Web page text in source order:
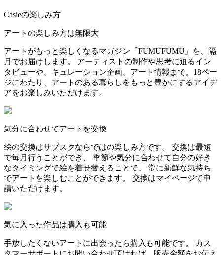
Casieの楽しみ方
アートの楽しみ方は無限大
アートがもっと楽しくなるマガジン「FUMUFUMU」を、隔
月でお届けします。 アーティストの制作や思考に迫るイン
タビューや、キュレーション企画、アート情報まで。18ペー
ジにわたり、アートのある暮らしをもっと豊かにするアイデ
アをお楽しみいただけます。
気分に合わせてアートを交換
絵の交換はサブスクならではの楽しみ方です。 交換は最短
で毎月行うことができ、 季節や気分に合わせて自分の好き
なタイミングで絵を着せ替えることで、 常に新鮮な気持ち
でアートを楽しむことができます。 交換はマイページで申
請いただけます。
気に入った作品は購入も可能
手放したくないアートに出会ったら購入も可能です。 カス
タマーサポートにお問い合わせ頂ければ、販売金額をお伝え